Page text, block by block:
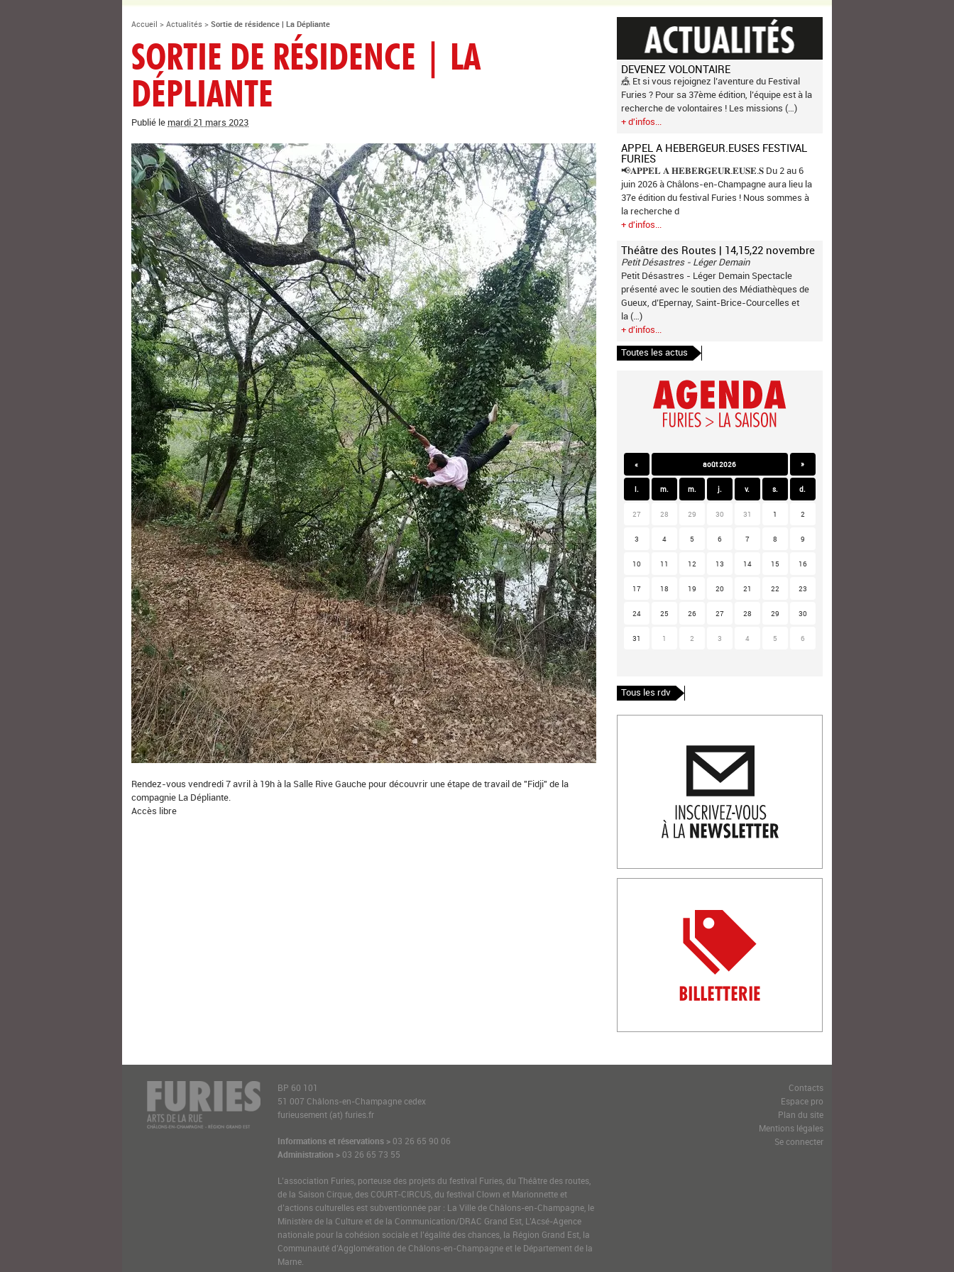
Accueil >Actualités >Sortie de résidence | La Dépliante
SORTIE DE RÉSIDENCE | LA
DÉPLIANTE
Publié le mardi 21 mars 2023
Rendez-vous vendredi 7 avril à 19h à la Salle Rive Gauche pour découvrir une étape de travail de "Fidji" de la
compagnie La Dépliante.
Accès libre
DEVENEZ VOLONTAIRE
🎪 Et si vous rejoignez l’aventure du Festival
Furies ? Pour sa 37ème édition, l’équipe est à la
recherche de volontaires ! Les missions (…)
+ d'infos...
APPEL A HEBERGEUR.EUSES FESTIVAL
FURIES
📢𝐀𝐏𝐏𝐄𝐋 𝐀 𝐇𝐄𝐁𝐄𝐑𝐆𝐄𝐔𝐑.𝐄𝐔𝐒𝐄.𝐒 Du 2 au 6
juin 2026 à Châlons-en-Champagne aura lieu la
37e édition du festival Furies ! Nous sommes à
la recherche d
+ d'infos...
Théâtre des Routes | 14,15,22 novembre
Petit Désastres - Léger Demain
Petit Désastres - Léger Demain Spectacle
présenté avec le soutien des Médiathèques de
Gueux, d’Epernay, Saint-Brice-Courcelles et
la (…)
+ d'infos...
Toutes les actus
« août 2026 »
l. m. m. j. v. s. d.
27 28 29 30 31 1 2
3 4 5 6 7 8 9
10 11 12 13 14 15 16
17 18 19 20 21 22 23
24 25 26 27 28 29 30
31 1 2 3 4 5 6
Tous les rdv
BP 60 101
51 007 Châlons-en-Champagne cedex
furieusement (at) furies.fr
Informations et réservations > 03 26 65 90 06
Administration > 03 26 65 73 55
L’association Furies, porteuse des projets du festival Furies, du Théâtre des routes,
de la Saison Cirque, des COURT-CIRCUS, du festival Clown et Marionnette et
d’actions culturelles est subventionnée par : La Ville de Châlons-en-Champagne, le
Ministère de la Culture et de la Communication/DRAC Grand Est, L’Acsé-Agence
nationale pour la cohésion sociale et l’égalité des chances, la Région Grand Est, la
Communauté d’Agglomération de Châlons-en-Champagne et le Département de la
Marne.
Contacts
Espace pro
Plan du site
Mentions légales
Se connecter